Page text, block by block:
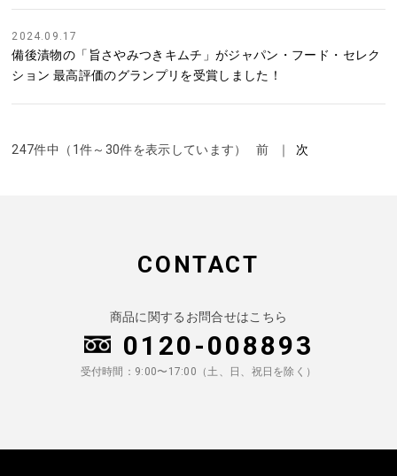
2024.09.17
備後漬物の「旨さやみつきキムチ」がジャパン・フード・セレク
ション 最高評価のグランプリを受賞しました！
247件中（1件～30件を表示しています） 前 ｜ 次
CONTACT
商品に関するお問合せはこちら
0120-008893
受付時間：9:00〜17:00（土、日、祝日を除く）